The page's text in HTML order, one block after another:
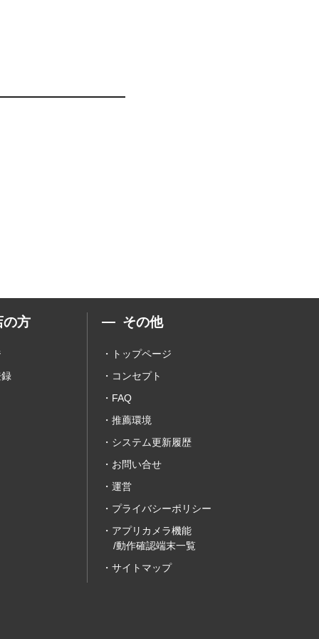
の方 その他
トップページ
コンセプト
FAQ
推薦環境
システム更新履歴
お問い合せ
運営
プライバシーポリシー
アプリカメラ機能
/動作確認端末一覧
サイトマップ